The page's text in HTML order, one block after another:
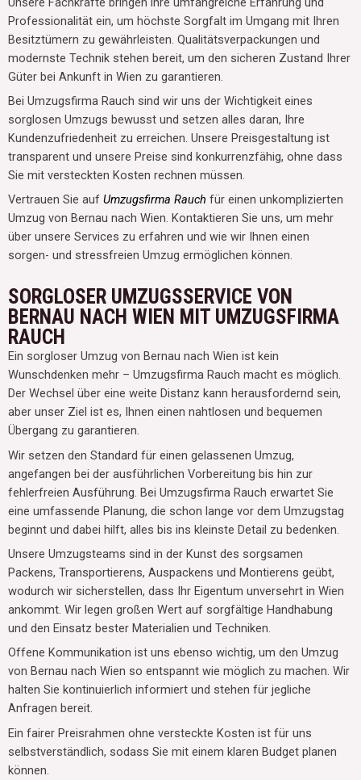
Professionalität ein, um höchste Sorgfalt im Umgang mit Ihren
Besitztümern zu gewährleisten. Qualitätsverpackungen und
modernste Technik stehen bereit, um den sicheren Zustand Ihrer
Güter bei Ankunft in Wien zu garantieren.
Bei Umzugsfirma Rauch sind wir uns der Wichtigkeit eines
sorglosen Umzugs bewusst und setzen alles daran, Ihre
Kundenzufriedenheit zu erreichen. Unsere Preisgestaltung ist
transparent und unsere Preise sind konkurrenzfähig, ohne dass
Sie mit versteckten Kosten rechnen müssen.
Vertrauen Sie auf Umzugsfirma Rauch für einen unkomplizierten
Umzug von Bernau nach Wien. Kontaktieren Sie uns, um mehr
über unsere Services zu erfahren und wie wir Ihnen einen
sorgen- und stressfreien Umzug ermöglichen können.
SORGLOSER UMZUGSSERVICE VON
BERNAU NACH WIEN MIT UMZUGSFIRMA
RAUCH
Ein sorgloser Umzug von Bernau nach Wien ist kein
Wunschdenken mehr – Umzugsfirma Rauch macht es möglich.
Der Wechsel über eine weite Distanz kann herausfordernd sein,
aber unser Ziel ist es, Ihnen einen nahtlosen und bequemen
Übergang zu garantieren.
Wir setzen den Standard für einen gelassenen Umzug,
angefangen bei der ausführlichen Vorbereitung bis hin zur
fehlerfreien Ausführung. Bei Umzugsfirma Rauch erwartet Sie
eine umfassende Planung, die schon lange vor dem Umzugstag
beginnt und dabei hilft, alles bis ins kleinste Detail zu bedenken.
Unsere Umzugsteams sind in der Kunst des sorgsamen
Packens, Transportierens, Auspackens und Montierens geübt,
wodurch wir sicherstellen, dass Ihr Eigentum unversehrt in Wien
ankommt. Wir legen großen Wert auf sorgfältige Handhabung
und den Einsatz bester Materialien und Techniken.
Offene Kommunikation ist uns ebenso wichtig, um den Umzug
von Bernau nach Wien so entspannt wie möglich zu machen. Wir
halten Sie kontinuierlich informiert und stehen für jegliche
Anfragen bereit.
Ein fairer Preisrahmen ohne versteckte Kosten ist für uns
selbstverständlich, sodass Sie mit einem klaren Budget planen
können.